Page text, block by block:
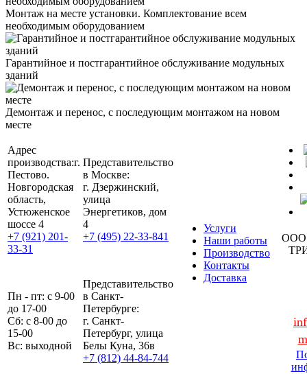
Монтаж на месте установки. Комплектование всем
необходимым оборудованием
Гарантийное и постгарантийное обслуживание модульных
зданий
Демонтаж и перенос, с последующим монтажом на новом
месте
Адрес
производства:г.
Пестово.
Новгородская
область,
Устюженское
шоссе 4
+7 (921) 201-
33-31
Представительство
в Москве:
г. Дзержинский,
улица
Энергетиков, дом
4
+7 (495) 22-33-841
Услуги
Наши работы
Производство
Контакты
Доставка
ООО
Пн - пт: с 9-00
до 17-00
Сб: с 8-00 до
15-00
Вс: выходной
Представительство
в Санкт-
Петербурге:
г. Санкт-
Петербург, улица
Белы Куна, 36в
+7 (812) 44-84-744